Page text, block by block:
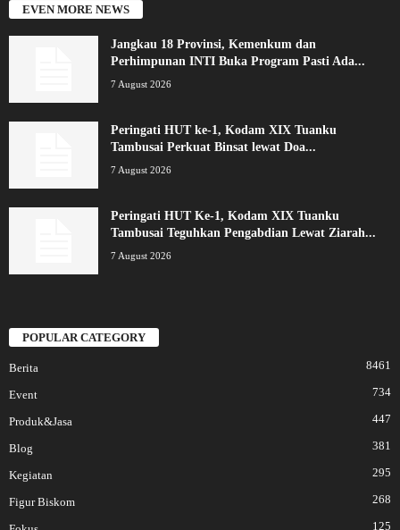
EVEN MORE NEWS
Jangkau 18 Provinsi, Kemenkum dan
Perhimpunan INTI Buka Program Pasti Ada...
7 August 2026
Peringati HUT ke-1, Kodam XIX Tuanku
Tambusai Perkuat Binsat lewat Doa...
7 August 2026
Peringati HUT Ke-1, Kodam XIX Tuanku
Tambusai Teguhkan Pengabdian Lewat Ziarah...
7 August 2026
POPULAR CATEGORY
Berita 8461
Event 734
Produk&Jasa 447
Blog 381
Kegiatan 295
Figur Biskom 268
125